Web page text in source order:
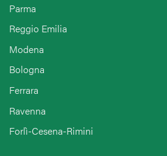
Parma
Reggio Emilia
Modena
Bologna
Ferrara
Ravenna
Forlì-Cesena-Rimini